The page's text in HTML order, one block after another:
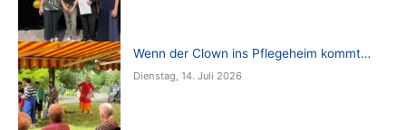
Wenn der Clown ins Pflegeheim kommt…
Dienstag, 14. Juli 2026